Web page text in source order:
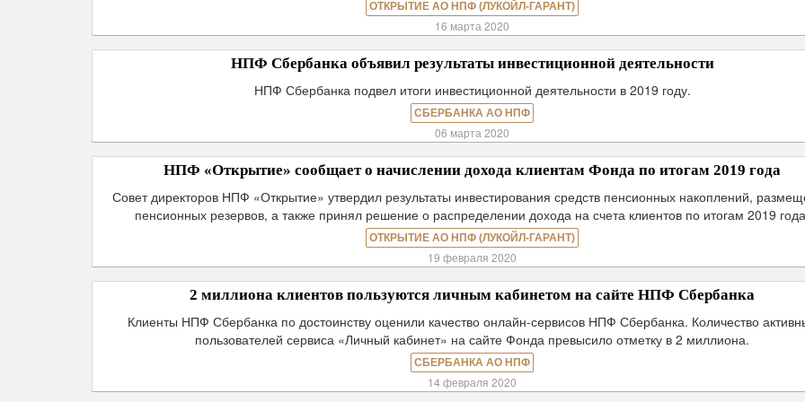
ОТКРЫТИЕ АО НПФ (ЛУКОЙЛ-ГАРАНТ)
16 марта 2020
НПФ Сбербанка объявил результаты инвестиционной деятельности
НПФ Сбербанка подвел итоги инвестиционной деятельности в 2019 году.
СБЕРБАНКА АО НПФ
06 марта 2020
НПФ «Открытие» сообщает о начислении дохода клиентам Фонда по итогам 2019 года
Совет директоров НПФ «Открытие» утвердил результаты инвестирования средств пенсионных накоплений,
пенсионных резервов, а также принял решение о распределении дохода на счета клиентов по итогам 2019
ОТКРЫТИЕ АО НПФ (ЛУКОЙЛ-ГАРАНТ)
19 февраля 2020
2 миллиона клиентов пользуются личным кабинетом на сайте НПФ Сбербанка
Клиенты НПФ Сбербанка по достоинству оценили качество онлайн-сервисов НПФ Сбербанка. Количество
пользователей сервиса «Личный кабинет» на сайте Фонда превысило отметку в 2 миллиона.
СБЕРБАНКА АО НПФ
14 февраля 2020